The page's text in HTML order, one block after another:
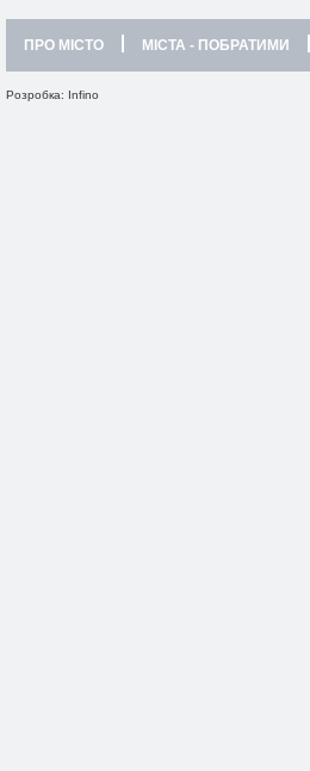
ПРО МІСТО МІСТА - ПОБРАТИМИ
Розробка: Infino